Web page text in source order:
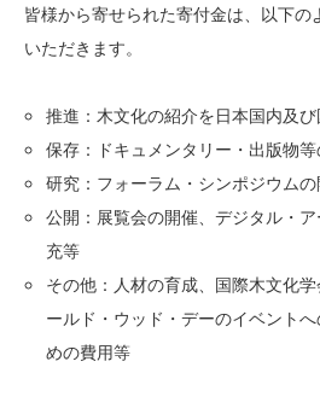
皆様から寄せられた寄付金は、以下
いただきます。
推進：木文化の紹介を日本国内及
保存：ドキュメンタリー・出版物
研究：フォーラム・シンポジウム
公開：展覧会の開催、デジタル・
充等
その他：人材の育成、国際木文化
ールド・ウッド・デーのイベント
めの費用等